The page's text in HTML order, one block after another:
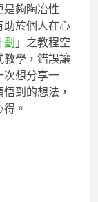
是夠陶冶性
助於個人在心
劃 」之教程空
教學，錯誤讓
次想分享一
到的想法，
。